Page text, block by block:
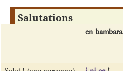
Salutations
en bambara